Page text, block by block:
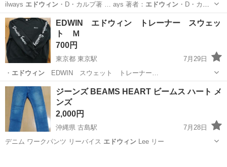
ilways エドウィン・D・カルプ著 … ays 著者： エドウィン・D・カル
プ …
北海道 札幌市 東区役所前駅 Oregon
EDWIN エドウィン トレーナー スウェッ
ト Ｍ
700円
東京都 東京駅
7月29日
・ エドウィンEDWIN スウェット トレーナー…
東京 渋谷区 東京駅 エドウィン
ジーンズ BEAMS HEART ビームス ハート メ
ンズ
2,000円
沖縄県 古島駅
7月28日
デニム ワークパンツ リーバイス エドウィンLee リー